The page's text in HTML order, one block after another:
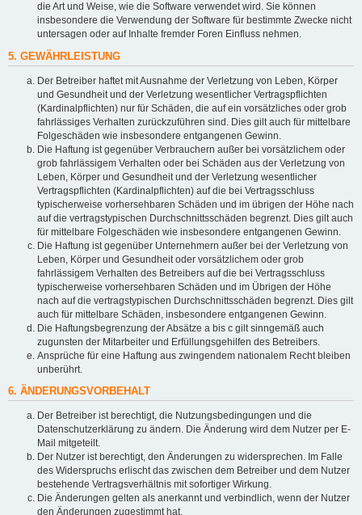
die Art und Weise, wie die Software verwendet wird. Sie können
insbesondere die Verwendung der Software für bestimmte Zwecke nicht
untersagen oder auf Inhalte fremder Foren Einfluss nehmen.
5. GEWÄHRLEISTUNG
Der Betreiber haftet mit Ausnahme der Verletzung von Leben, Körper
und Gesundheit und der Verletzung wesentlicher Vertragspflichten
(Kardinalpflichten) nur für Schäden, die auf ein vorsätzliches oder grob
fahrlässiges Verhalten zurückzuführen sind. Dies gilt auch für mittelbare
Folgeschäden wie insbesondere entgangenen Gewinn.
Die Haftung ist gegenüber Verbrauchern außer bei vorsätzlichem oder
grob fahrlässigem Verhalten oder bei Schäden aus der Verletzung von
Leben, Körper und Gesundheit und der Verletzung wesentlicher
Vertragspflichten (Kardinalpflichten) auf die bei Vertragsschluss
typischerweise vorhersehbaren Schäden und im übrigen der Höhe nach
auf die vertragstypischen Durchschnittsschäden begrenzt. Dies gilt auch
für mittelbare Folgeschäden wie insbesondere entgangenen Gewinn.
Die Haftung ist gegenüber Unternehmern außer bei der Verletzung von
Leben, Körper und Gesundheit oder vorsätzlichem oder grob
fahrlässigem Verhalten des Betreibers auf die bei Vertragsschluss
typischerweise vorhersehbaren Schäden und im Übrigen der Höhe
nach auf die vertragstypischen Durchschnittsschäden begrenzt. Dies gilt
auch für mittelbare Schäden, insbesondere entgangenen Gewinn.
Die Haftungsbegrenzung der Absätze a bis c gilt sinngemäß auch
zugunsten der Mitarbeiter und Erfüllungsgehilfen des Betreibers.
Ansprüche für eine Haftung aus zwingendem nationalem Recht bleiben
unberührt.
6. ÄNDERUNGSVORBEHALT
Der Betreiber ist berechtigt, die Nutzungsbedingungen und die
Datenschutzerklärung zu ändern. Die Änderung wird dem Nutzer per E-
Mail mitgeteilt.
Der Nutzer ist berechtigt, den Änderungen zu widersprechen. Im Falle
des Widerspruchs erlischt das zwischen dem Betreiber und dem Nutzer
bestehende Vertragsverhältnis mit sofortiger Wirkung.
Die Änderungen gelten als anerkannt und verbindlich, wenn der Nutzer
den Änderungen zugestimmt hat.